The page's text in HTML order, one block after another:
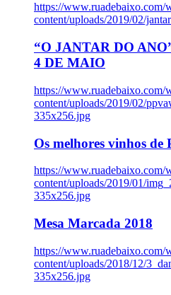
https://www.ruadebaixo.com/
content/uploads/2019/02/
“O JANTAR DO
4 DE MAIO
https://www.ruadebaixo.com/
content/uploads/2019/02/
335x256.jpg
Os melhores vinhos de
https://www.ruadebaixo.com/
content/uploads/2019/01/
335x256.jpg
Mesa Marcada 2018
https://www.ruadebaixo.com/
content/uploads/2018/12/
335x256.jpg